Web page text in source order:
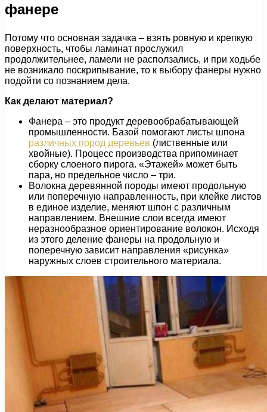
фанере
Потому что основная задачка – взять ровную и крепкую
поверхность, чтобы ламинат прослужил
продолжительнее, ламели не расползались, и при ходьбе
не возникало поскрипывание, то к выбору фанеры нужно
подойти со познанием дела.
Как делают материал?
Фанера – это продукт деревообрабатывающей
промышленности. Базой помогают листы шпона
различных пород деревьев (лиственные или
хвойные). Процесс производства припоминает
сборку слоеного пирога. «Этажей» может быть
пара, но предельное число – три.
Волокна деревянной породы имеют продольную
или поперечную направленность, при клейке листов
в единое изделие, меняют шпон с различным
направлением. Внешние слои всегда имеют
неразнообразное ориентирование волокон. Исходя
из этого деление фанеры на продольную и
поперечную зависит направления «рисунка»
наружных слоев строительного материала.